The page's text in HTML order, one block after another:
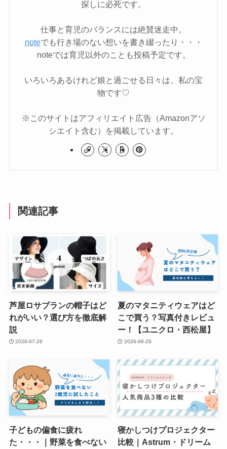
探しに必死です。
仕事と育児のバランスには絶賛迷走中。
noteでも行き場のない想いを書き綴ったり・・・
noteでは育児以外のことも投稿予定です。
いろいろあるけれど娘と過ごせる日々は、私の宝
物です♡
※このサイトはアフィリエイト広告（Amazonアソ
シエイト含む）を掲載しています。
関連記事
芦屋ロサブランの帽子はど
れがいい？選び方を徹底解
説
2026-07-26
夏のマタニティウェアはど
こで買う？写真付きレビュ
ー！【ユニクロ・西松屋】
2026-06-29
子どもの偏食に疲れ
た・・・｜野菜を食べない
寝かしつけプロジェクター
比較｜Astrum・ドリーム